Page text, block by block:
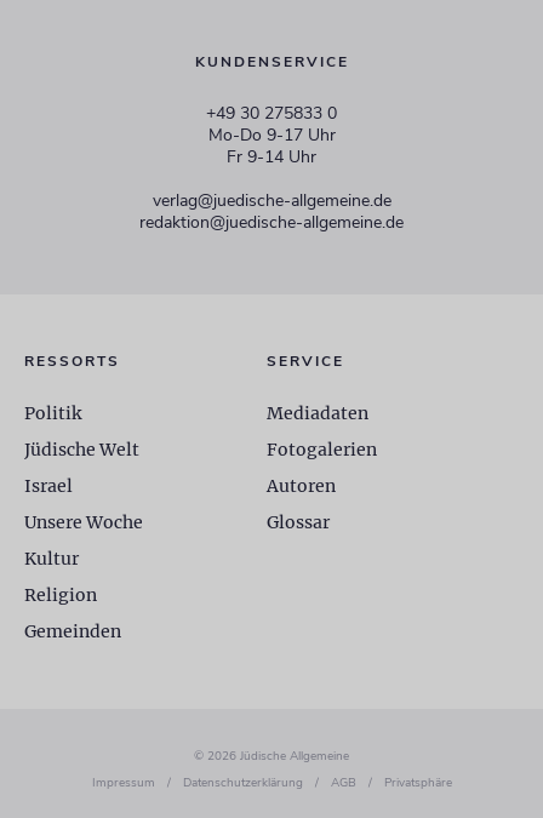
KUNDENSERVICE
+49 30 275833 0
Mo-Do 9-17 Uhr
Fr 9-14 Uhr
verlag@juedische-allgemeine.de
redaktion@juedische-allgemeine.de
RESSORTS
Politik
Jüdische Welt
Israel
Unsere Woche
Kultur
Religion
Gemeinden
SERVICE
Mediadaten
Fotogalerien
Autoren
Glossar
© 2026 Jüdische Allgemeine
Impressum
/ Datenschutzerklärung / AGB / Privatsphäre